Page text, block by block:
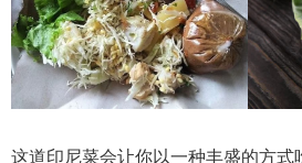
这道印尼菜会让你以一种丰盛的方式